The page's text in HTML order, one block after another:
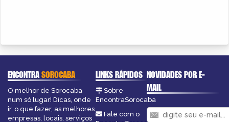
ENCONTRASOROCABA
O melhor de Sorocaba
num só lugar! Dicas, onde
ir, o que fazer, as melhores
empresas, locais, serviços
LINKS RÁPIDOS
Sobre
EncontraSorocaba
Fale com o
NOVIDADES POR E-
MAIL